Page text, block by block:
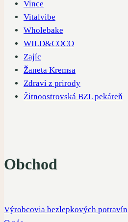
Vince
Vitalvibe
Wholebake
WILD&COCO
Zajíc
Žaneta Kremsa
Zdravi z prirody
Žitnoostrovská BZL pekáreň
Obchod
Výrobcovia bezlepkových potravín